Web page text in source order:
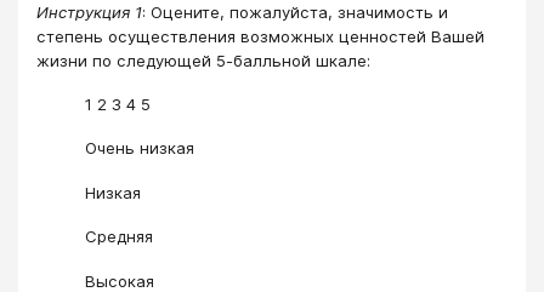
Инструкция 1: Оцените, пожалуйста, значимость и
степень осуществления возможных ценностей Вашей
жизни по следующей 5-балльной шкале:
1 2 3 4 5
Очень низкая
Низкая
Средняя
Высокая